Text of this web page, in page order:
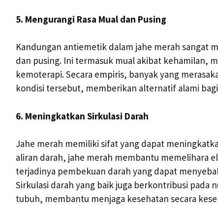
5. Mengurangi Rasa Mual dan Pusing
Kandungan antiemetik dalam jahe merah sangat
dan pusing. Ini termasuk mual akibat kehamilan,
kemoterapi. Secara empiris, banyak yang
kondisi tersebut, memberikan alternatif alami
6. Meningkatkan Sirkulasi Darah
Jahe merah memiliki sifat yang dapat
aliran darah, jahe merah membantu memelihara
terjadinya pembekuan darah yang dapat
Sirkulasi darah yang baik juga berkontribusi pada
tubuh, membantu menjaga kesehatan secara